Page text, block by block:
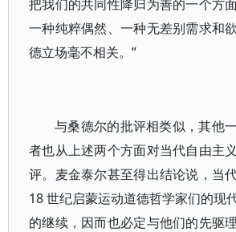
把我们的共同性降归为善的一个方
一种纯粹偶然、一种无差别需求和
德立场毫不相关。”
与桑德尔的批评相类似，其他
者也从上述两个方面对当代自由主
评。麦金泰尔甚至得出结论说，当
18 世纪启蒙运动道德哲学家们的现
的继续，因而也必定与他们的先驱